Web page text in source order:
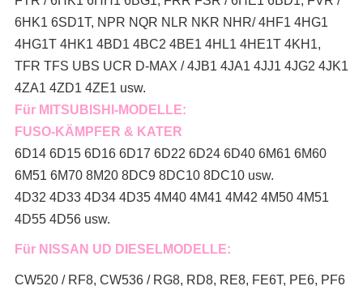
6HK1 6SD1T, NPR NQR NLR NKR NHR/ 4HF1 4HG1
4HG1T 4HK1 4BD1 4BC2 4BE1 4HL1 4HE1T 4KH1,
TFR TFS UBS UCR D-MAX / 4JB1 4JA1 4JJ1 4JG2 4JK1
4ZA1 4ZD1 4ZE1 usw.
Für MITSUBISHI-MODELLE:
FUSO-KÄMPFER & KATER
6D14 6D15 6D16 6D17 6D22 6D24 6D40 6M61 6M60
6M51 6M70 8M20 8DC9 8DC10 8DC10 usw.
4D32 4D33 4D34 4D35 4M40 4M41 4M42 4M50 4M51
4D55 4D56 usw.
Für NISSAN UD DIESELMODELLE:
CW520 / RF8, CW536 / RG8, RD8, RE8, FE6T, PE6, PF6